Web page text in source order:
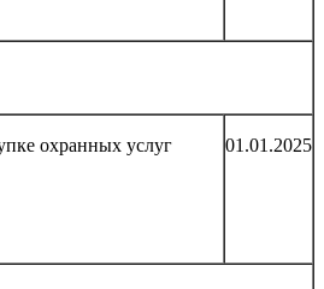
охранных услуг 01.01.2025